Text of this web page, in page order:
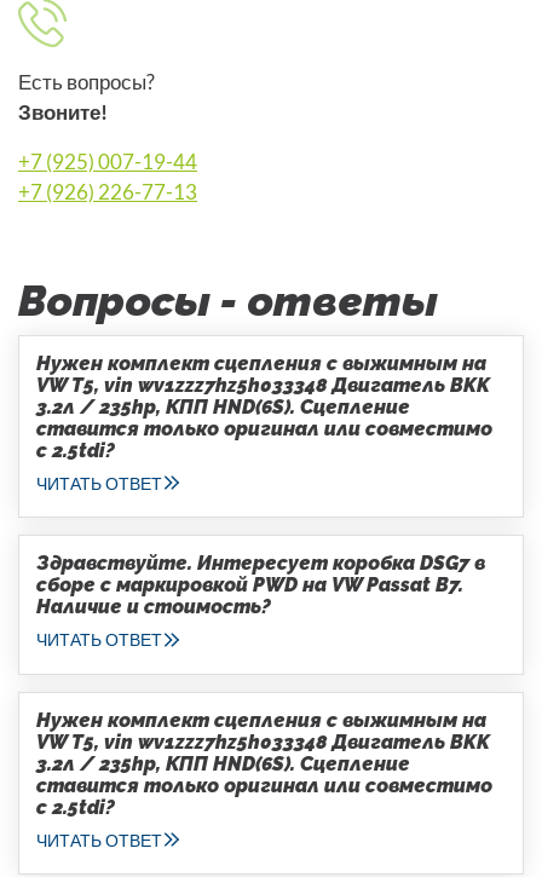
Есть вопросы?
Звоните!
+7 (925) 007-19-44
+7 (926) 226-77-13
Вопросы - ответы
Нужен комплект сцепления с выжимным на
VW T5, vin wv1zzz7hz5h033348 Двигатель BKK
3.2л / 235hp, КПП HND(6S). Сцепление
ставится только оригинал или совместимо
с 2.5tdi?
ЧИТАТЬ ОТВЕТ
Здравствуйте. Интересует коробка DSG7 в
сборе с маркировкой PWD на VW Passat B7.
Наличие и стоимость?
ЧИТАТЬ ОТВЕТ
Нужен комплект сцепления с выжимным на
VW T5, vin wv1zzz7hz5h033348 Двигатель BKK
3.2л / 235hp, КПП HND(6S). Сцепление
ставится только оригинал или совместимо
с 2.5tdi?
ЧИТАТЬ ОТВЕТ